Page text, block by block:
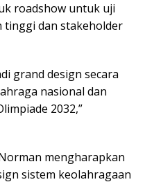
roadshow untuk uji
dan stakeholder
grand design secara
nasional dan
2032,”
mengharapkan
sistem keolahragaan